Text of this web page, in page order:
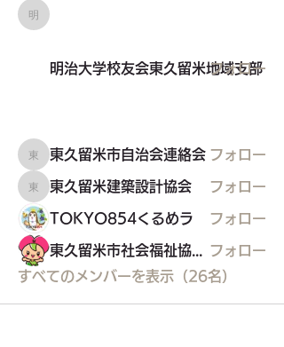
明治大学校友会東久留米地域支部
明治大学校友会東久留米地域支部
フォロー
東久留米市自治会連絡会
東久留米市自治会連絡会 フォロー
東久留米建築設計協会
東久留米建築設計協会 フォロー
TOKYO854くるめラ フォロー
フォロー
すべてのメンバーを表示（26名）